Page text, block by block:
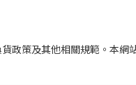
政策及其他相關規範。本網